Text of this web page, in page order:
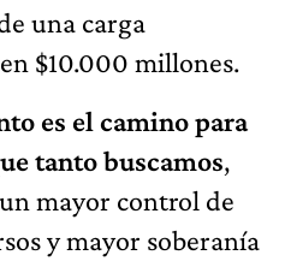
una carga
$10.000 millones.
es el camino para
tanto buscamos,
mayor control de
y mayor soberanía